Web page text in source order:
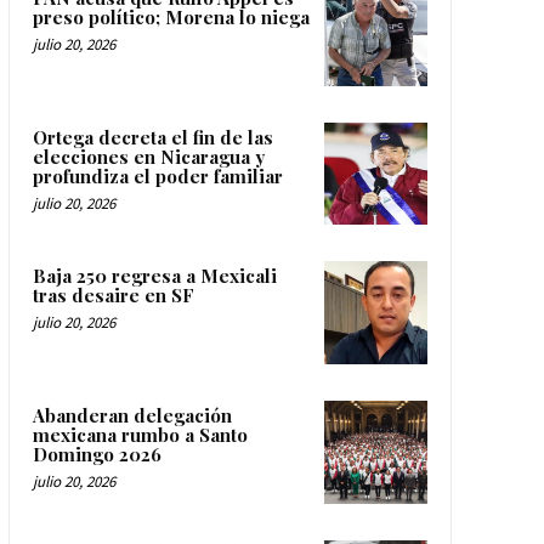
preso político; Morena lo niega
julio 20, 2026
Ortega decreta el fin de las
elecciones en Nicaragua y
profundiza el poder familiar
julio 20, 2026
Baja 250 regresa a Mexicali
tras desaire en SF
julio 20, 2026
Abanderan delegación
mexicana rumbo a Santo
Domingo 2026
julio 20, 2026